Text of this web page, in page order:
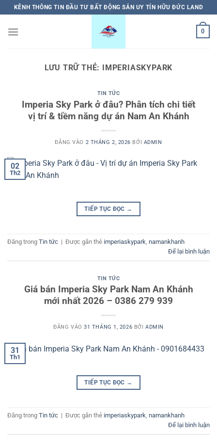
qua
nội
KÊNH THÔNG TIN ĐẦU TƯ BẤT ĐỘNG SẢN UY TÍN HỮU ĐỨC LAND
0
LƯU TRỮ THẺ: IMPERIASKYPARK
TIN TỨC
Imperia Sky Park ở đâu? Phân tích chi tiết
vị trí & tiềm năng dự án Nam An Khánh
ĐĂNG VÀO 2 THÁNG 2, 2026 BỞI ADMIN
02
Th2
TIẾP TỤC ĐỌC →
Đăng trong Tin tức | Được gắn thẻ imperiaskypark namankhanh
Để lại bình luận
TIN TỨC
Giá bán Imperia Sky Park Nam An Khánh
mới nhất 2026 – 0386 279 939
ĐĂNG VÀO31 THÁNG 1, 2026 BỞI ADMIN
31
Th1
TIẾP TỤC ĐỌC →
Đăng trong Tin tức | Được gắn thẻ imperiaskypark namankhanh
Để lại bình luận